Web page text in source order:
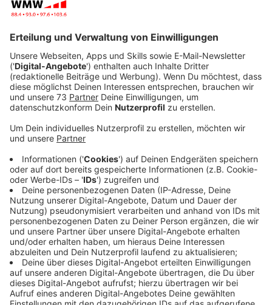
nächste. Vor allem für einen Schüleraustausch im
planen.
Veröffentlicht:Mittwoch, 01.07.2020 11:15
Anzeige
Über eine Woche ist die Aufhebung der
Reisebeschränkung jetzt her. Das sorgt auch für mehr
Arbeit bei Michael Eckstein. Er ist von der deutschen
Stiftung Völkerverständigung. Will man einen
Schüleraustausch machen, ist er der richtige
Ansprechpartner. Innerhalb der EU ist das relativ
problemlos. Schwierig wird es allerdings bei vielen
anderen Ländern wie zum Beispiel den USA oder
Brasilien. Schließlich gilt hier noch immer eine
Reisewarnung. Wie lange sie anhält, ist noch unklar, da
die Viruszahlen dort weiter steigen. Anderes Beispiel:
Neuseeland. Hier ist das Coronavirus offiziell